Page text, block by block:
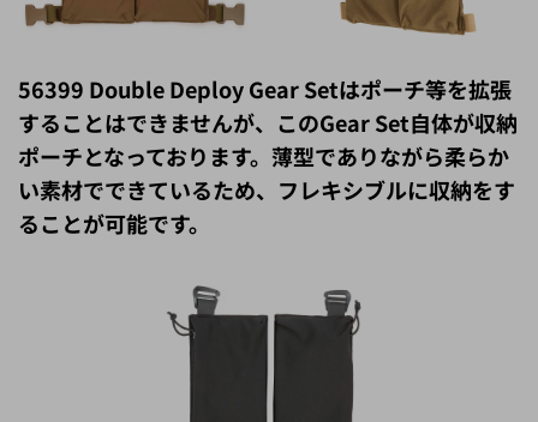
することはできませんが、このGear Set自体が収納
ポーチとなっております。薄型でありながら柔らか
い素材でできているため、フレキシブルに収納をす
ることが可能です。